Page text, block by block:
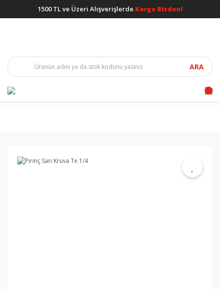
1500 TL ve Üzeri Alışverişlerde Kargo Bizden!
ARA